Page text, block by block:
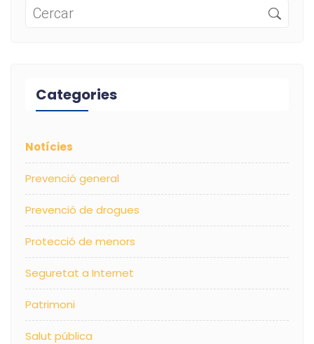
Categories
Notícies
Prevenció general
Prevenció de drogues
Protecció de menors
Seguretat a Internet
Patrimoni
Salut pública